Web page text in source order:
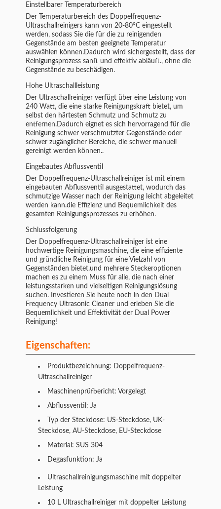
Einstellbarer Temperaturbereich
Der Temperaturbereich des Doppelfrequenz-
Ultraschallreinigers kann von 20-80°C eingestellt
werden, sodass Sie die für die zu reinigenden
Gegenstände am besten geeignete Temperatur
auswählen können.Dadurch wird sichergestellt, dass der
Reinigungsprozess sanft und effektiv abläuft., ohne die
Gegenstände zu beschädigen.
Hohe Ultraschallleistung
Der Ultraschallreiniger verfügt über eine Leistung von
240 Watt, die eine starke Reinigungskraft bietet, um
selbst den härtesten Schmutz und Schmutz zu
entfernen.Dadurch eignet es sich hervorragend für die
Reinigung schwer verschmutzter Gegenstände oder
schwer zugänglicher Bereiche, die schwer manuell
gereinigt werden können..
Eingebautes Abflussventil
Der Doppelfrequenz-Ultraschallreiniger ist mit einem
eingebauten Abflussventil ausgestattet, wodurch das
schmutzige Wasser nach der Reinigung leicht abgeleitet
werden kann.die Effizienz und Bequemlichkeit des
gesamten Reinigungsprozesses zu erhöhen.
Schlussfolgerung
Der Doppelfrequenz-Ultraschallreiniger ist eine
hochwertige Reinigungsmaschine, die eine effiziente
und gründliche Reinigung für eine Vielzahl von
Gegenständen bietet.und mehrere Steckeroptionen
machen es zu einem Muss für alle, die nach einer
leistungsstarken und vielseitigen Reinigungslösung
suchen. Investieren Sie heute noch in den Dual
Frequency Ultrasonic Cleaner und erleben Sie die
Bequemlichkeit und Effektivität der Dual Power
Reinigung!
Eigenschaften:
Produktbezeichnung: Doppelfrequenz-
Ultraschallreiniger
Maschinenprüfbericht: Vorgelegt
Abflussventil: Ja
Typ der Steckdose: US-Steckdose, UK-
Steckdose, AU-Steckdose, EU-Steckdose
Material: SUS 304
Degasfunktion: Ja
Ultraschallreinigungsmaschine mit doppelter
Leistung
10 L Ultraschallreiniger mit doppelter Leistung